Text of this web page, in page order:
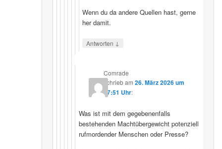
Wenn du da andere Quellen hast, gerne
her damit.
Antworten ↓
Comrade
schriebam 26. März 2026 um
17:51 Uhr:
Was ist mit dem gegebenenfalls
bestehenden Machtübergewicht potenziell
rufmordender Menschen oder Presse?